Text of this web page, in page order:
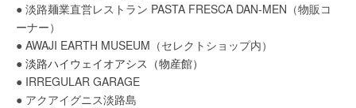
● 淡路麺業直営レストラン PASTA FRESCA DAN-MEN（物販コ
ーナー）
● AWAJI EARTH MUSEUM（セレクトショップ内）
● 淡路ハイウェイオアシス（物産館）
● IRREGULAR GARAGE
● アクアイグニス淡路島